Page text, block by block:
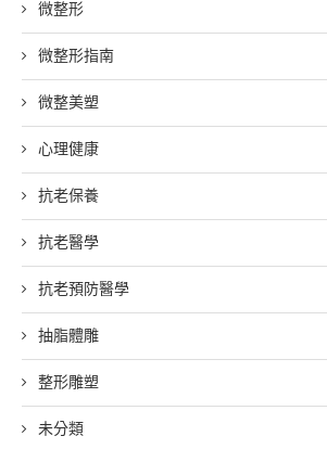
微整形
微整形指南
微整美塑
心理健康
抗老保養
抗老醫學
抗老預防醫學
抽脂體雕
整形雕塑
未分類